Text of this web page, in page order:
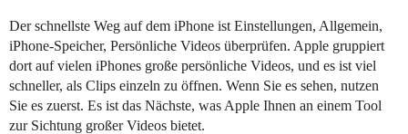
Der schnellste Weg auf dem iPhone ist Einstellungen, Allgemein,
iPhone-Speicher, Persönliche Videos überprüfen. Apple gruppiert
dort auf vielen iPhones große persönliche Videos, und es ist viel
schneller, als Clips einzeln zu öffnen. Wenn Sie es sehen, nutzen
Sie es zuerst. Es ist das Nächste, was Apple Ihnen an einem Tool
zur Sichtung großer Videos bietet.